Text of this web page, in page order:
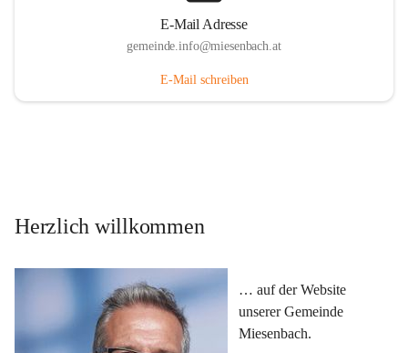
E-Mail Adresse
gemeinde.info@miesenbach.at
E-Mail schreiben
Herzlich willkommen
… auf der Website
unserer Gemeinde
Miesenbach.